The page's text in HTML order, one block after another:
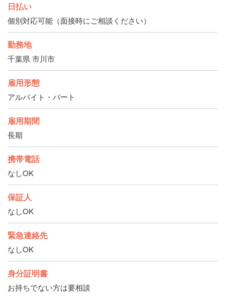
日払い
個別対応可能（面接時にご相談ください）
勤務地
千葉県 市川市
雇用形態
アルバイト・パート
雇用期間
長期
携帯電話
なしOK
保証人
なしOK
緊急連絡先
なしOK
身分証明書
お持ちでない方は要相談